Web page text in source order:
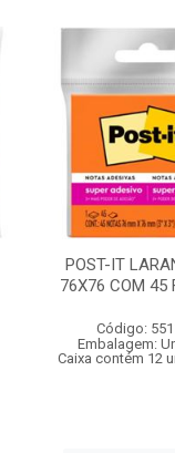
POST-IT
76X76 COM 45
Código:
Embalagem:
Caixa contém 12